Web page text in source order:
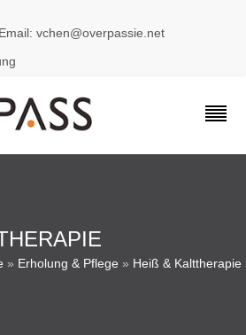
vchen@overpassie.net
» Erholung & Pflege » Heiß & Kalttherapie